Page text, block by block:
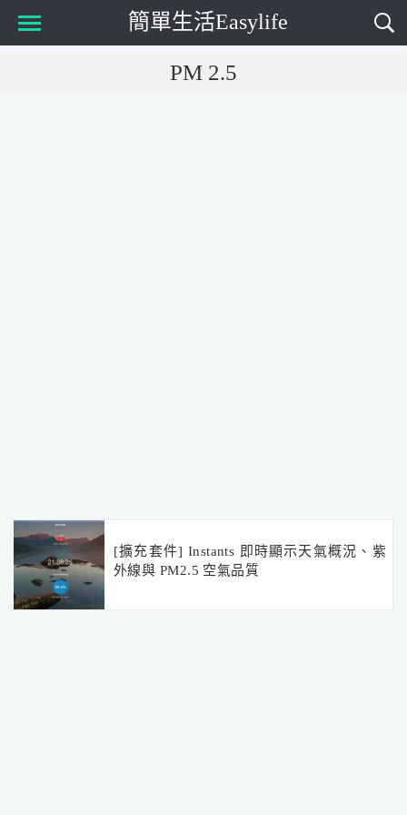
簡單生活Easylife
PM 2.5
[擴充套件] Instants 即時顯示天氣概況、紫
外線與 PM2.5 空氣品質